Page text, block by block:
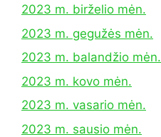
2023 m. birželio mėn.
2023 m. gegužės mėn.
2023 m. balandžio mėn.
2023 m. kovo mėn.
2023 m. vasario mėn.
2023 m. sausio mėn.